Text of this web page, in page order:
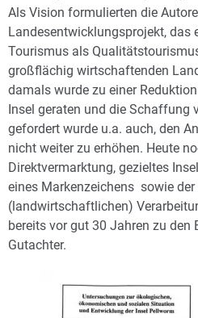
Als Vision formulierten die
Landesentwicklungsprojekt, das
Tourismus als
großflächig wirtschaftenden
damals wurde zu einer
Insel geraten und die Schaffung
gefordert wurde u.a. auch, den
nicht weiter zu erhöhen. Heute
Direktvermarktung, gezieltes
eines Markenzeichens sowie der
(landwirtschaftlichen)
bereits vor gut 30 Jahren zu den
Gutachter.